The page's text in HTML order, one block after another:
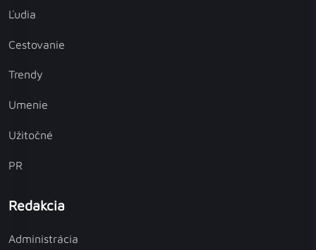
Ľudia
Cestovanie
Trendy
Umenie
Užitočné
PR
Redakcia
Administrácia